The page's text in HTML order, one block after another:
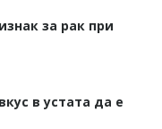
за рак при
в устата да е